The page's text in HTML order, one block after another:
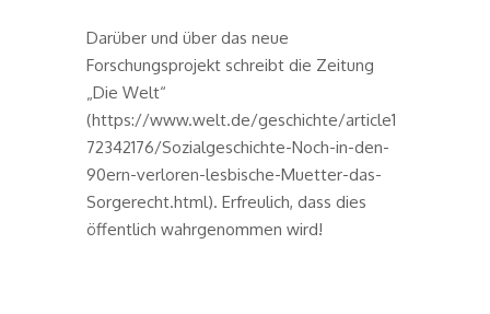
Darüber und über das neue
Forschungsprojekt schreibt die Zeitung
„Die Welt“
(https://www.welt.de/geschichte/article1
72342176/Sozialgeschichte-Noch-in-den-
90ern-verloren-lesbische-Muetter-das-
Sorgerecht.html). Erfreulich, dass dies
öffentlich wahrgenommen wird!